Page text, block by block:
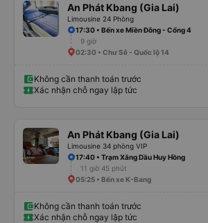
An Phát Kbang (Gia Lai)
Limousine 24 Phòng
17:30 • Bến xe Miền Đông - Cổng 4
9 giờ
02:30 • Chư Sê - Quốc lộ 14
Không cần thanh toán trước
Xác nhận chỗ ngay lập tức
An Phát Kbang (Gia Lai)
Limousine 34 phòng VIP
17:40 • Trạm Xăng Dầu Huy Hồng
11 giờ 45 phút
05:25 • Bến xe K-Bang
Không cần thanh toán trước
Xác nhận chỗ ngay lập tức